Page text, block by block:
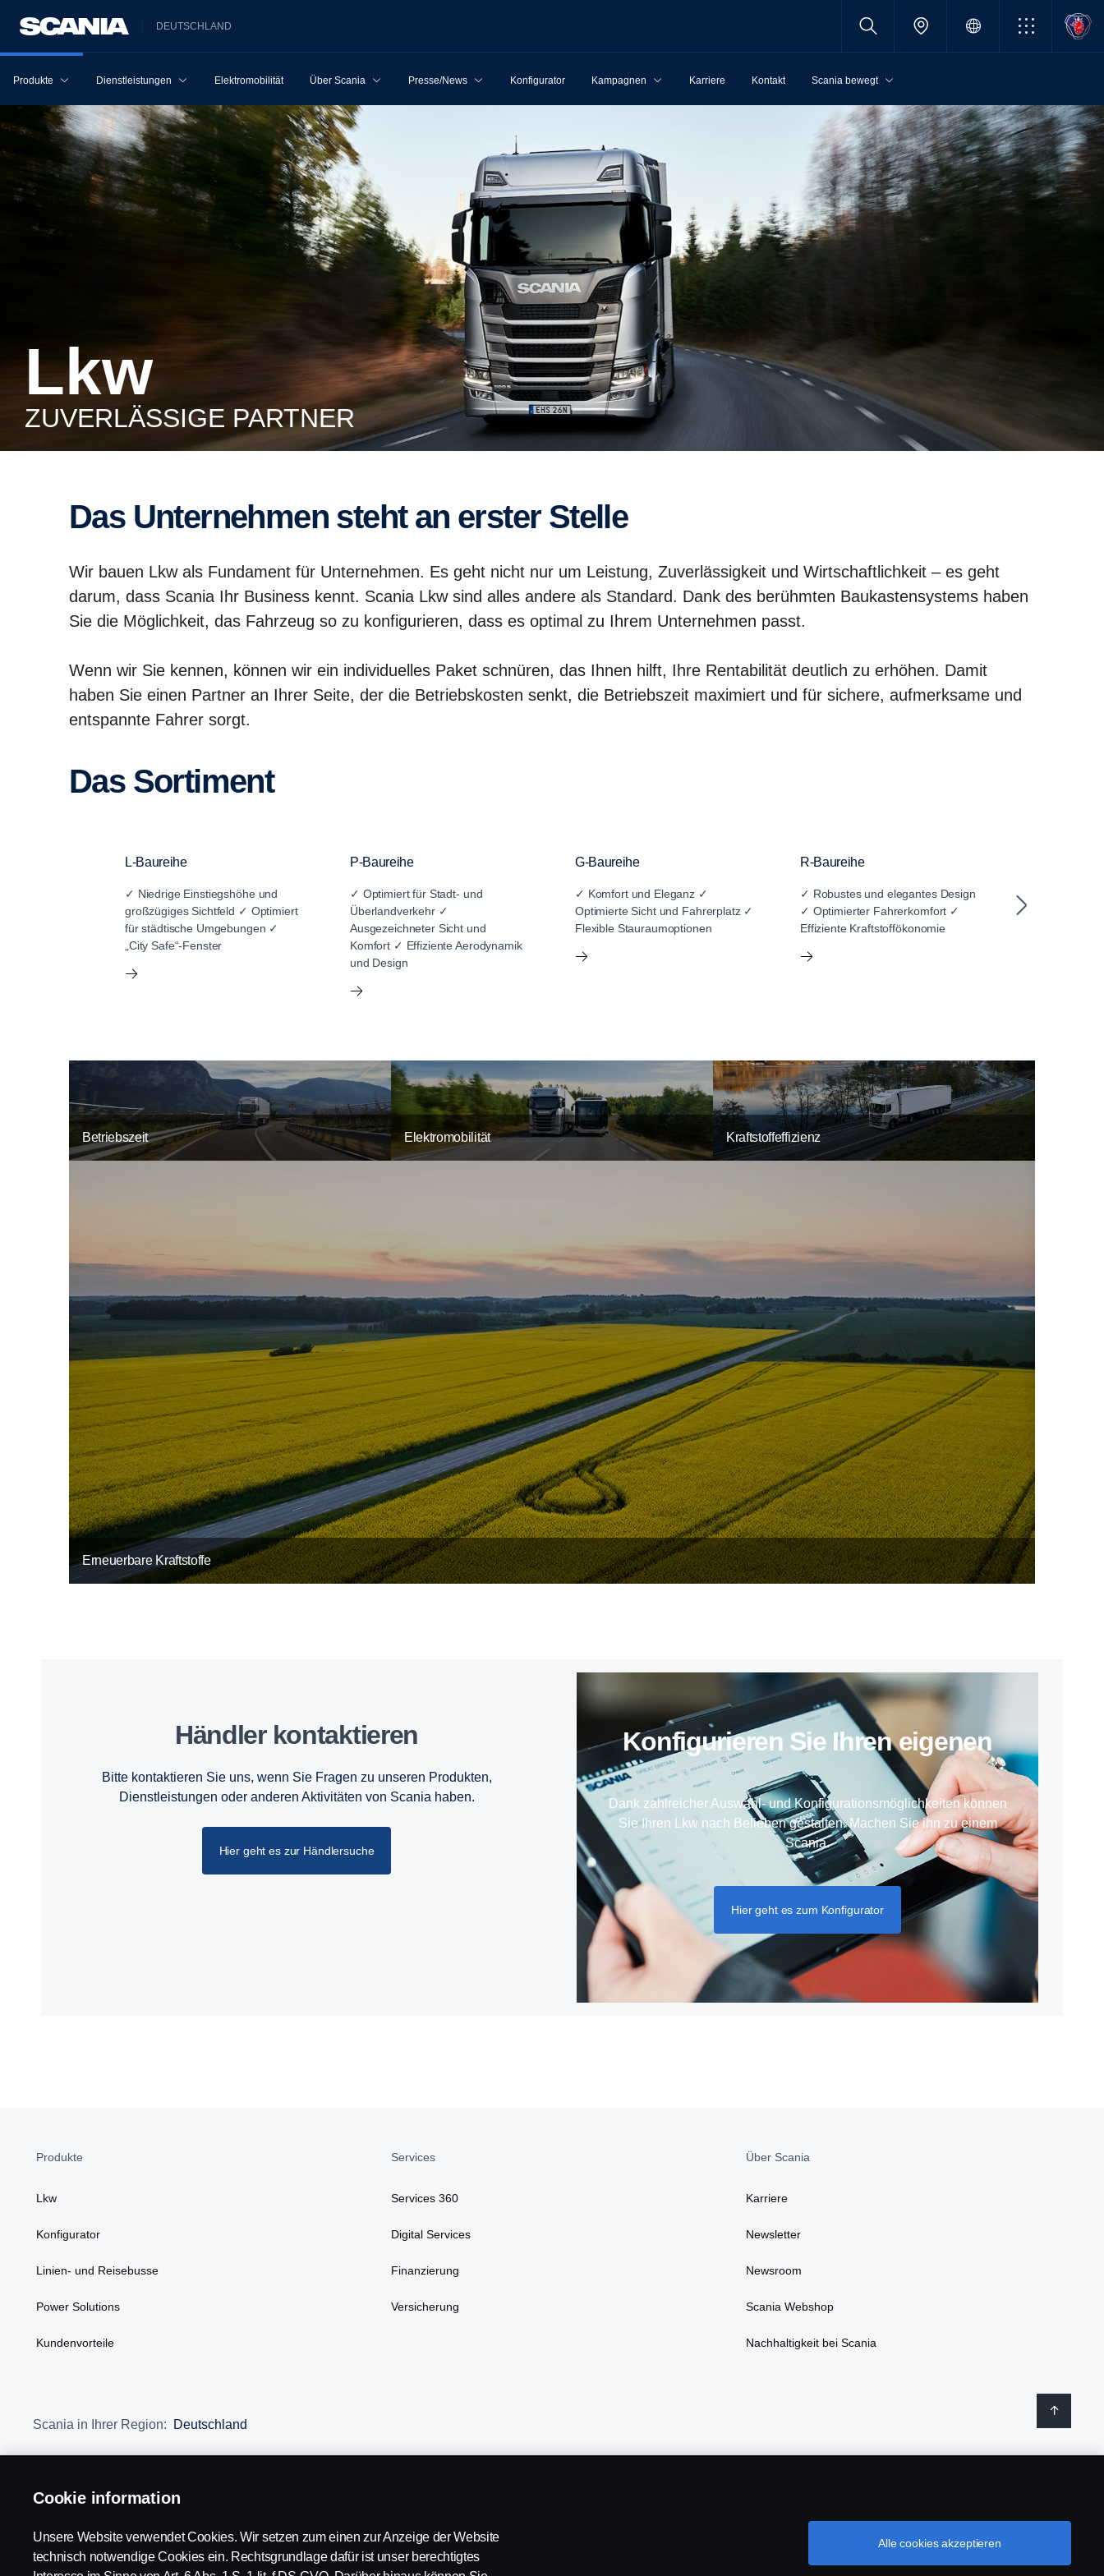
DEUTSCHLAND
Produkte Dienstleistungen Elektromobilität Über Scania Presse/News Konfigurator Kampagnen Karriere Kontakt Scania bewegt
Lkw
ZUVER­LÄS­SIGE PARTNER
Das Unter­nehmen steht an erster Stelle
Wir bauen Lkw als Fundament für Unternehmen. Es geht nicht nur um Leistung, Zuverlässigkeit und Wirtschaftlichkeit – es geht
darum, dass Scania Ihr Business kennt. Scania Lkw sind alles andere als Standard. Dank des berühmten Baukastensystems haben
Sie die Möglichkeit, das Fahrzeug so zu konfigurieren, dass es optimal zu Ihrem Unternehmen passt.
Wenn wir Sie kennen, können wir ein individuelles Paket schnüren, das Ihnen hilft, Ihre Rentabilität deutlich zu erhöhen. Damit
haben Sie einen Partner an Ihrer Seite, der die Betriebskosten senkt, die Betriebszeit maximiert und für sichere, aufmerksame und
entspannte Fahrer sorgt.
Das Sorti­ment
L-Baureihe
✓ Niedrige Einstiegshöhe und
großzügiges Sichtfeld ✓ Optimiert
für städtische Umgebungen ✓
„City Safe“-Fenster
P-Baureihe
✓ Optimiert für Stadt- und
Überlandverkehr ✓
Ausgezeichneter Sicht und
Komfort ✓ Effiziente Aerodynamik
und Design
G-Baureihe
✓ Komfort und Eleganz ✓
Optimierte Sicht und Fahrerplatz ✓
Flexible Stauraumoptionen
R-Baureihe
✓ Robustes und elegantes Design
✓ Optimierter Fahrerkomfort ✓
Effiziente Kraftstoffökonomie
Interieur ✓
Betriebszeit Elektromobilität Kraftstoffeffizienz
Erneuerbare Kraftstoffe
Händler kontak­tieren
Bitte kontaktieren Sie uns, wenn Sie Fragen zu unseren Produkten,
Dienstleistungen oder anderen Aktivitäten von Scania haben.
Hier geht es zur Händlersuche
Konfi­gu­rieren Sie Ihren eigenen
Dank zahlreicher Auswahl- und Konfigurationsmöglichkeiten können
Sie Ihren Lkw nach Belieben gestalten. Machen Sie ihn zu einem
Scania.
Hier geht es zum Konfigurator
Produkte
Lkw
Konfigurator
Linien- und Reisebusse
Power Solutions
Kundenvorteile
Services
Services 360
Digital Services
Finanzierung
Versicherung
Über Scania
Karriere
Newsletter
Newsroom
Scania Webshop
Nachhaltigkeit bei Scania
Scania in Ihrer Region: Deutschland
Cookie information
Unsere Website verwendet Cookies. Wir setzen zum einen zur Anzeige der Website
technisch notwendige Cookies ein. Rechtsgrundlage dafür ist unser berechtigtes
Alle cookies akzeptieren